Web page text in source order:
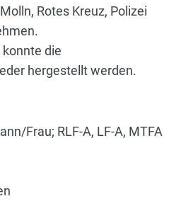
Rotes Kreuz, Polizei
die
hergestellt werden.
Frau; RLF-A, LF-A, MTFA